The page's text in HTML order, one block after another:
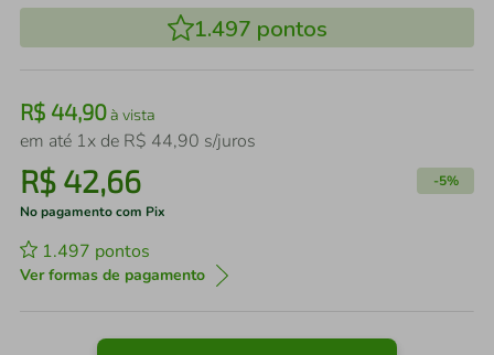
1.497 pontos
R$ 44,90à vista
em até 1x de R$ 44,90 s/juros
R$ 42,66 -5%
No pagamento com Pix
1.497 pontos
Ver formas de pagamento